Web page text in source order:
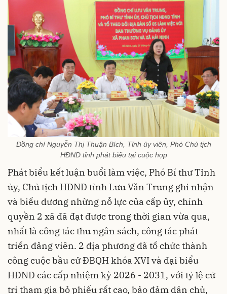
Đồng chí Nguyễn Thị Thuận Bích, Tỉnh ủy viên, Phó Chủ tịch
HĐND tỉnh phát biểu tại cuộc họp
Phát biểu kết luận buổi làm việc, Phó Bí thư Tỉnh
ủy, Chủ tịch HĐND tỉnh Lưu Văn Trung ghi nhận
và biểu dương những nỗ lực của cấp ủy, chính
quyền 2 xã đã đạt được trong thời gian vừa qua,
nhất là công tác thu ngân sách, công tác phát
triển đảng viên. 2 địa phương đã tổ chức thành
công cuộc bầu cử ĐBQH khóa XVI và đại biểu
HĐND các cấp nhiệm kỳ 2026 - 2031, với tỷ lệ cử
tri tham gia bỏ phiếu rất cao, bảo đảm dân chủ,